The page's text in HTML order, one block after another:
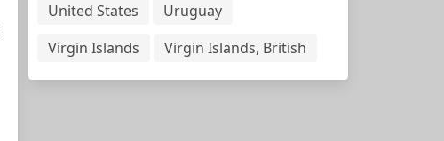
United States
Uruguay
Virgin Islands
Virgin Islands, British